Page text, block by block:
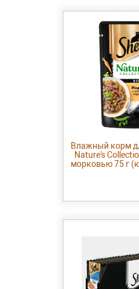
Влажный корм
Nature's
морковью 75 г